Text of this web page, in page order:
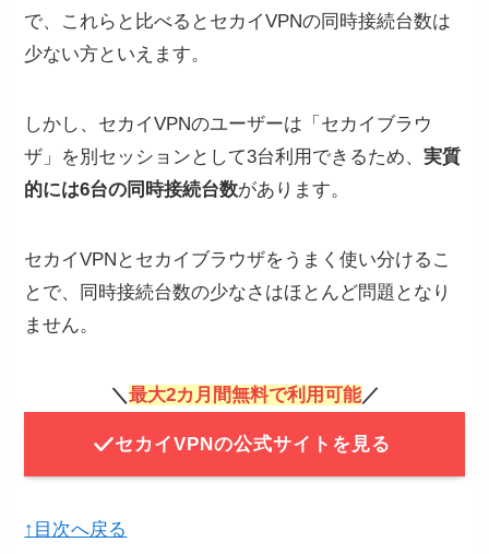
で、これらと比べるとセカイVPNの同時接続台数は
少ない方といえます。
しかし、セカイVPNのユーザーは「セカイブラウ
ザ」を別セッションとして3台利用できるため、実質
的には6台の同時接続台数があります。
セカイVPNとセカイブラウザをうまく使い分けるこ
とで、同時接続台数の少なさはほとんど問題となり
ません。
＼最大2カ月間無料で利用可能／
セカイVPNの公式サイトを見る
↑目次へ戻る